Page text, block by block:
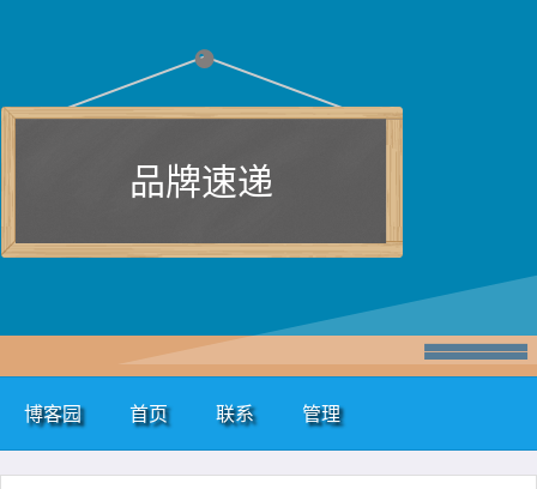
品牌速递
博客园 首页 联系 管理